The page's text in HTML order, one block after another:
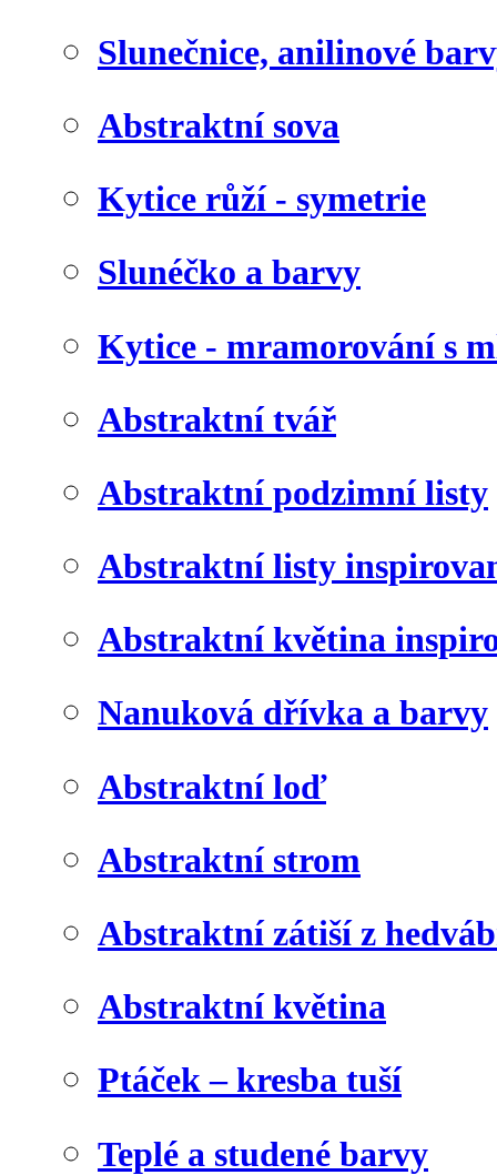
Slunečnice, anilinové
Abstraktní sova
Kytice růží - symetrie
Slunéčko a barvy
Kytice - mramorování s
Abstraktní tvář
Abstraktní podzimní listy
Abstraktní listy
Abstraktní květina
Nanuková dřívka a barvy
Abstraktní loď
Abstraktní strom
Abstraktní zátiší z
Abstraktní květina
Ptáček – kresba tuší
Teplé a studené barvy